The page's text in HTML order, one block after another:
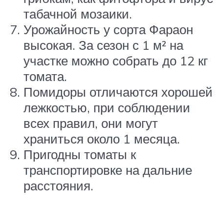
табачной мозаики.
Урожайность у сорта Фараон
высокая. За сезон с 1 м² на
участке можно собрать до 12 кг
томата.
Помидоры отличаются хорошей
лежкостью, при соблюдении
всех правил, они могут
храниться около 1 месяца.
Пригодны томаты к
транспортировке на дальние
расстояния.